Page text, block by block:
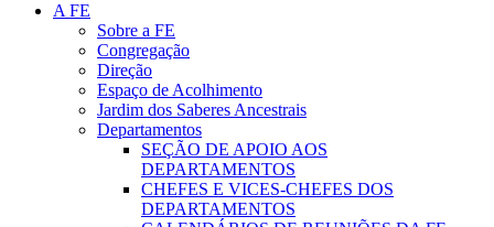
A FE
Sobre a FE
Congregação
Direção
Espaço de Acolhimento
Jardim dos Saberes Ancestrais
Departamentos
SEÇÃO DE APOIO AOS
DEPARTAMENTOS
CHEFES E VICES-CHEFES DOS
DEPARTAMENTOS